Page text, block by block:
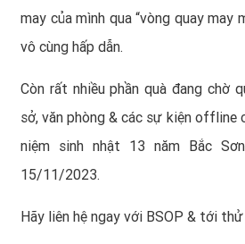
may của mình qua “vòng quay may
vô cùng hấp dẫn.
Còn rất nhiều phần quà đang chờ
sở, văn phòng & các sự kiện offline
niệm sinh nhật 13 năm Bắc
15/11/2023.
Hãy liên hệ ngay với BSOP & tới